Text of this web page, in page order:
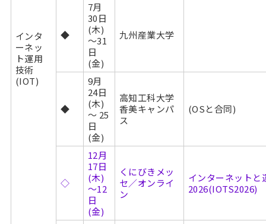
インタ
ーネッ
ト運用
技術
(IOT)
◆
7月
30日
(木)
～31
日
(金)
九州産業大学
◆
9月
24日
(木)
～ 25
日
(金)
高知工科大学
香美キャンパ
ス
(OSと合同)
◇
12月
17日
(木)
～12
日
(金)
くにびきメッ
セ／オンライ
ン
インターネットと
2026(IOTS2026)